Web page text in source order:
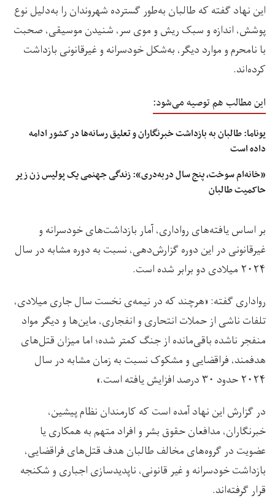
این نهاد گفته که طالبان به‌طور گسترده شهروندان را به‌دلیل نوع
پوشش، اندازه و سبک ریش و موی سر، شنیدن موسیقی، صحبت
با نامحرم و موارد دیگر، به‌شکل خودسرانه و غیرقانونی بازداشت
کرده‌اند.
این مطالب هم توصیه می‌شود:
یوناما: طالبان به بازداشت خبرنگاران و تعلیق رسانه‌ها در کشور ادامه
داده است
«خانه‌ام سوخت، پنج سال دربه‌دری»: زندگی جهنمی یک پولیس زن زیر
حاکمیت طالبان
بر اساس یافته‌های رواداری، آمار بازداشت‌های خودسرانه و
غیرقانونی در این دوره گزارش‌دهی، نسبت به دوره مشابه در سال
۲۰۲۴ میلادی دو برابر شده است.
رواداری گفته: «هرچند که در نیمه‌ی نخست سال جاری میلادی،
تلفات ناشی از حملات انتحاری و انفجاری، ماین‌ها و دیگر مواد
منفجر ناشده باقی‌مانده از جنگ کمتر شده؛ اما میزان قتل‌های
هدفمند، فراقضایی و مشکوک نسبت به زمان مشابه در سال
۲۰۲۴ حدود ۳۰ درصد افزایش یافته است.»
در گزارش این نهاد آمده است که كارمندان نظام پیشین،
خبرنگاران، مدافعان حقوق بشر و افراد متهم به همكارى يا
عضويت در گروه‌های مخالف طالبان هدف قتل‌های فراقضايى،
بازداشت خودسرانه و غير قانونى، ناپديدسازى اجبارى و شكنجه
قرار گرفته‌اند.